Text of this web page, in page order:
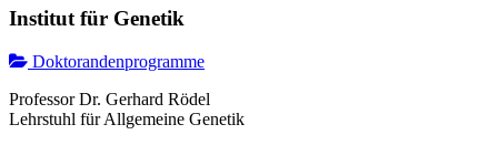
Institut für Genetik
Doktorandenprogramme
Professor Dr. Gerhard Rödel
Lehrstuhl für Allgemeine Genetik